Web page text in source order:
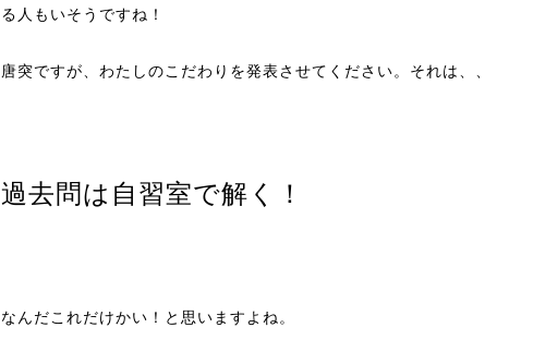
る人もいそうですね！
唐突ですが、わたしのこだわりを発表させてください。それは、、
過去問は自習室で解く！
なんだこれだけかい！と思いますよね。